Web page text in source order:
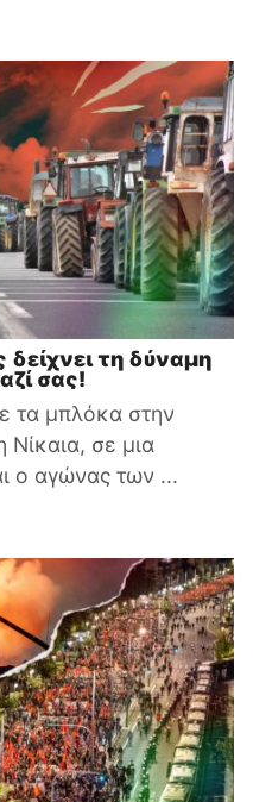
τη δύναμη
σας!
τα μπλόκα στην
Νίκαια, σε μια
ο αγώνας των ...